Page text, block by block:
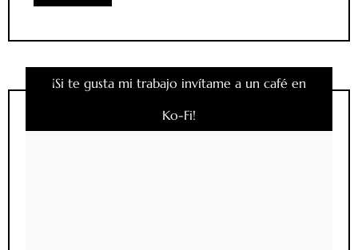
¡Si te gusta mi trabajo invítame a un café en
Ko-Fi!